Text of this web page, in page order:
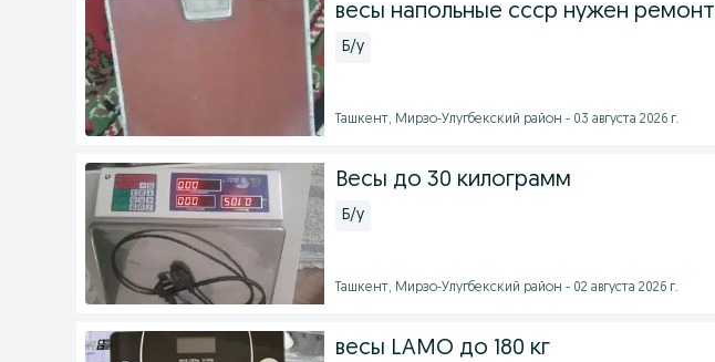
весы напольные ссср нужен ремонт
Б/у
Ташкент, Мирзо-Улугбекский район - 03 августа 2026 г.
Весы до 30 килограмм
Б/у
Ташкент, Мирзо-Улугбекский район - 02 августа 2026 г.
весы LAMO до 180 кг